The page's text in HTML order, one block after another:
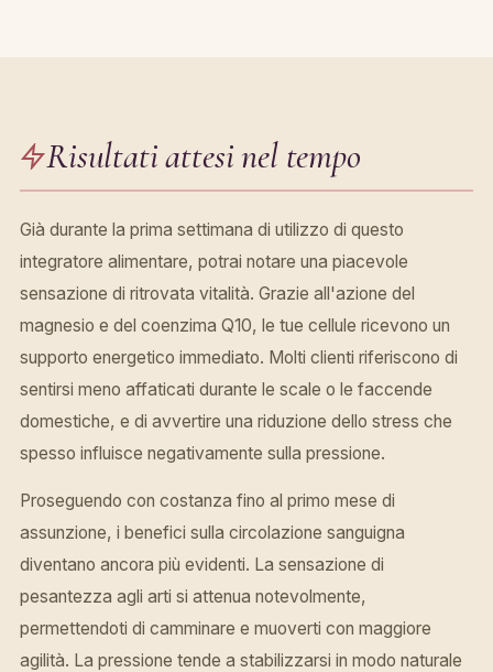
Risultati attesi nel tempo
Già durante la prima settimana di utilizzo di questo
integratore alimentare, potrai notare una piacevole
sensazione di ritrovata vitalità. Grazie all'azione del
magnesio e del coenzima Q10, le tue cellule ricevono un
supporto energetico immediato. Molti clienti riferiscono di
sentirsi meno affaticati durante le scale o le faccende
domestiche, e di avvertire una riduzione dello stress che
spesso influisce negativamente sulla pressione.
Proseguendo con costanza fino al primo mese di
assunzione, i benefici sulla circolazione sanguigna
diventano ancora più evidenti. La sensazione di
pesantezza agli arti si attenua notevolmente,
permettendoti di camminare e muoverti con maggiore
agilità. La pressione tende a stabilizzarsi in modo naturale